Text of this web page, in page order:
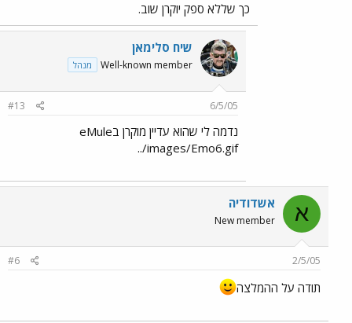
כך שללא ספק יוקרן שוב.
שיח סלימאן
Well-known member מנהל
6/5/05
#13
נדמה לי שהוא עדיין מוקרן בeMule
../images/Emo6.gif
א אשדודיה
New member
2/5/05
#6
תודה על ההמלצה